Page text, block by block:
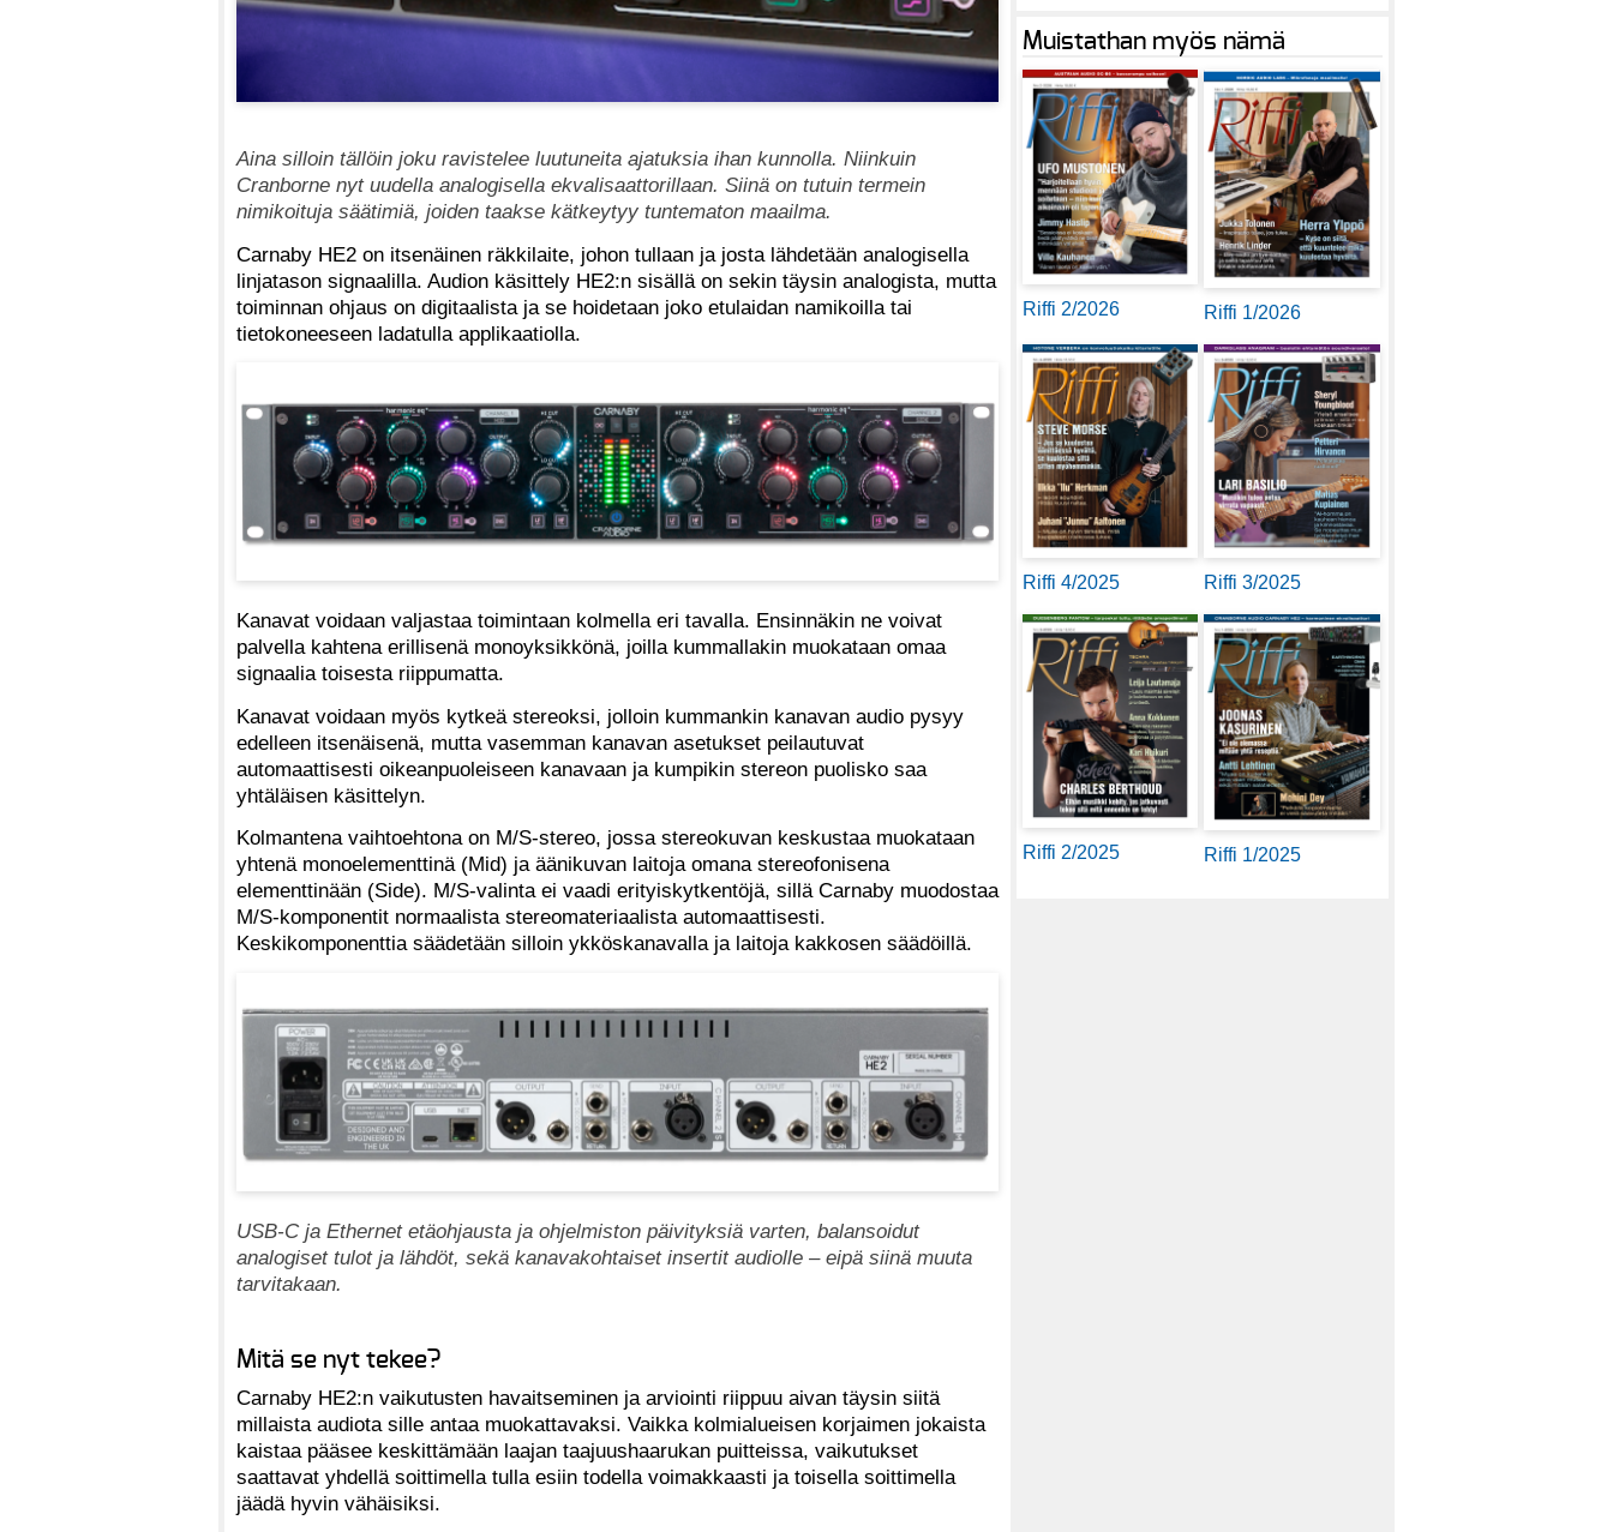
Aina silloin tällöin joku ravistelee luutuneita ajatuksia ihan kunnolla. Niinkuin
Cranborne nyt uudella analogisella ekvalisaattorillaan. Siinä on tutuin termein
nimikoituja säätimiä, joiden taakse kätkeytyy tuntematon maailma.
Carnaby HE2 on itsenäinen räkkilaite, johon tullaan ja josta lähdetään analogisella
linjatason signaalilla. Audion käsittely HE2:n sisällä on sekin täysin analogista, mutta
toiminnan ohjaus on digitaalista ja se hoidetaan joko etulaidan namikoilla tai
tietokoneeseen ladatulla applikaatiolla.
Kanavat voidaan valjastaa toimintaan kolmella eri tavalla. Ensinnäkin ne voivat
palvella kahtena erillisenä monoyksikkönä, joilla kummallakin muokataan omaa
signaalia toisesta riippumatta.
Kanavat voidaan myös kytkeä stereoksi, jolloin kummankin kanavan audio pysyy
edelleen itsenäisenä, mutta vasemman kanavan asetukset peilautuvat
automaattisesti oikeanpuoleiseen kanavaan ja kumpikin stereon puolisko saa
yhtäläisen käsittelyn.
Kolmantena vaihtoehtona on M/S-stereo, jossa stereokuvan keskustaa muokataan
yhtenä monoelementtinä (Mid) ja äänikuvan laitoja omana stereofonisena
elementtinään (Side). M/S-valinta ei vaadi erityiskytkentöjä, sillä Carnaby muodostaa
M/S-komponentit normaalista stereomateriaalista automaattisesti.
Keskikomponenttia säädetään silloin ykköskanavalla ja laitoja kakkosen säädöillä.
USB-C ja Ethernet etäohjausta ja ohjelmiston päivityksiä varten, balansoidut
analogiset tulot ja lähdöt, sekä kanavakohtaiset insertit audiolle – eipä siinä muuta
tarvitakaan.
Mitä se nyt tekee?
Carnaby HE2:n vaikutusten havaitseminen ja arviointi riippuu aivan täysin siitä
millaista audiota sille antaa muokattavaksi. Vaikka kolmialueisen korjaimen jokaista
kaistaa pääsee keskittämään laajan taajuushaarukan puitteissa, vaikutukset
saattavat yhdellä soittimella tulla esiin todella voimakkaasti ja toisella soittimella
jäädä hyvin vähäisiksi.
Muistathan myös nämä
Riffi 2/2026 Riffi 1/2026
Riffi 4/2025 Riffi 3/2025
Riffi 2/2025 Riffi 1/2025